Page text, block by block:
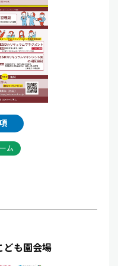
ム
ども園会場